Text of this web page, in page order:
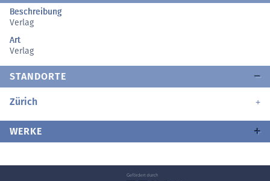
Beschreibung
Verlag
Art
Verlag
STANDORTE
Zürich
WERKE